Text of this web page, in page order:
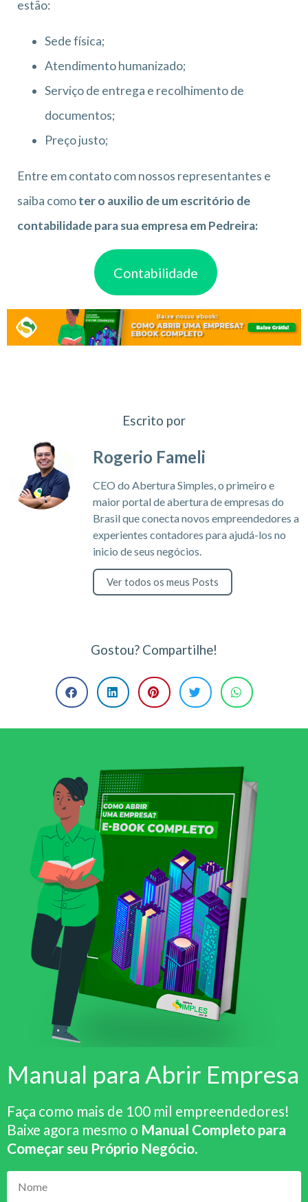
estão:
Sede física;
Atendimento humanizado;
Serviço de entrega e recolhimento de
documentos;
Preço justo;
Entre em contato com nossos representantes e
saiba comoter o auxilio de um escritório de
contabilidade para sua empresa em Pedreira:
Contabilidade
Escrito por
Rogerio Fameli
CEO do Abertura Simples, o primeiro e
maior portal de abertura de empresas do
Brasil que conecta novos empreendedores a
experientes contadores para ajudá-los no
inicio de seus negócios.
Ver todos os meus Posts
Gostou? Compartilhe!
Manual para Abrir Empresa
Faça como mais de 100 mil empreendedores!
Baixe agora mesmo o Manual Completo para
Começar seu Próprio Negócio.